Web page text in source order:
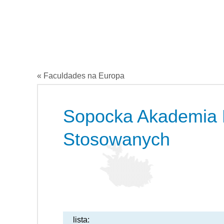
« Faculdades na Europa
Sopocka Akademia
Stosowanych
lista: